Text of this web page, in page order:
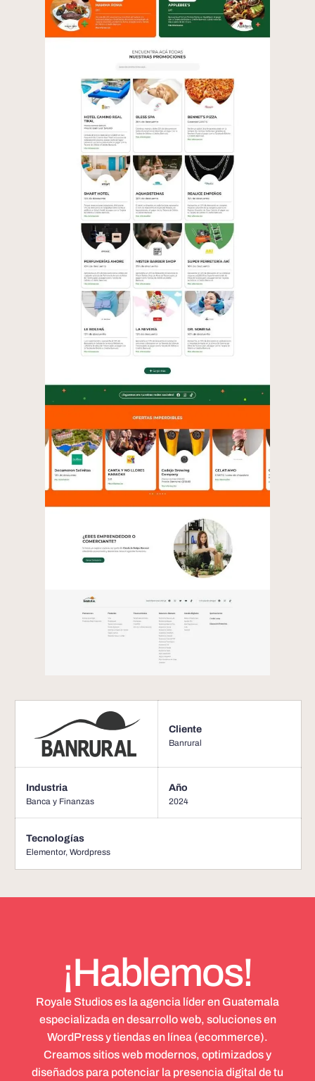
Cliente
Banrural
Industria
Banca y Finanzas
Año
2024
Tecnologías
Elementor, Wordpress
¡Hablemos!
Royale Studios es la agencia líder en Guatemala
especializada en desarrollo web, soluciones en
WordPress y tiendas en línea (ecommerce).
Creamos sitios web modernos, optimizados y
diseñados para potenciar la presencia digital de tu